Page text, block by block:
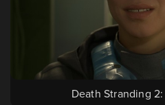
Death Stranding